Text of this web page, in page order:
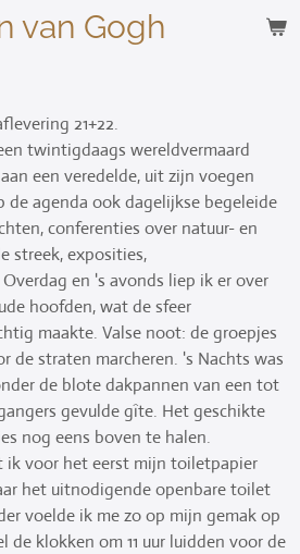
van Gogh
21+22.
twintigdaags wereldvermaard
een veredelde, uit zijn voegen
de agenda ook dagelijkse begeleide
conferenties over natuur- en
streek, exposities,
en 's avonds liep ik er over
hoofden, wat de sfeer
maakte. Valse noot: de groepjes
de straten marcheren. 's Nachts was
de blote dakpannen van een tot
gevulde gîte. Het geschikte
nog eens boven te halen.
ik voor het eerst mijn toiletpapier
het uitnodigende openbare toilet
voelde ik me zo op mijn gemak op
de klokken om 11 uur luidden voor de